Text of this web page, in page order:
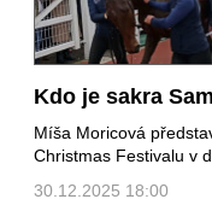
Kdo je sakra
Míša Moricová
Christmas Festivalu v
30.12.2025 18:00